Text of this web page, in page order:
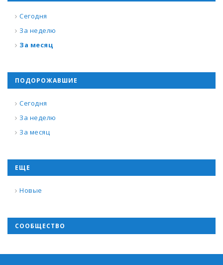
Сегодня
За неделю
За месяц
ПОДОРОЖАВШИЕ
Сегодня
За неделю
За месяц
ЕЩЕ
Новые
СООБЩЕСТВО